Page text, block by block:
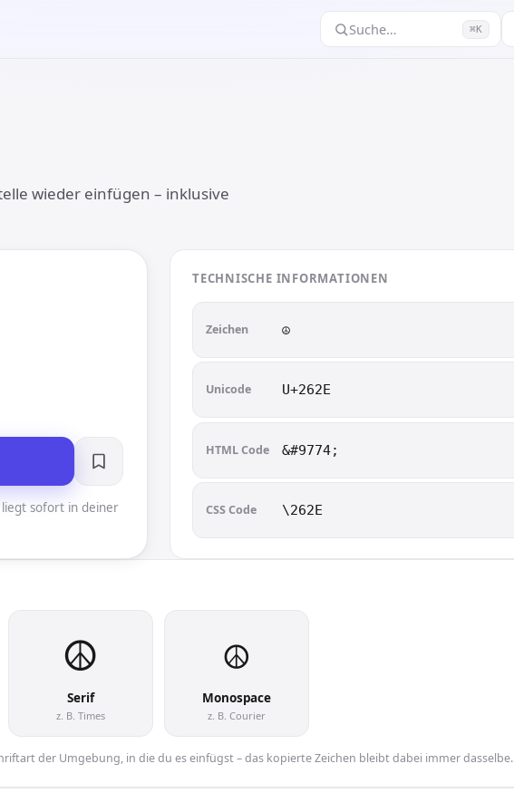
Suche… ⌘K
wieder einfügen – inklusive
liegt sofort in deiner
TECHNISCHE INFORMATIONEN
Zeichen ☮︎
Unicode U+262E
HTML Code &#9774;
CSS Code \262E
☮︎
Serif
z. B. Times
☮︎
Monospace
z. B. Courier
der Umgebung, in die du es einfügst – das kopierte Zeichen bleibt dabei immer dasselbe.